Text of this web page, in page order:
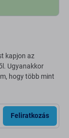
kapjon az
Ugyanakkor
hogy több mint
Feliratkozás